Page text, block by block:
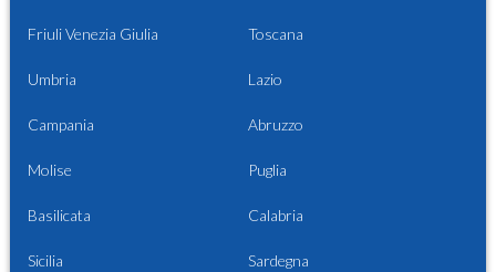
Friuli Venezia Giulia Toscana
Umbria Lazio
Campania Abruzzo
Molise Puglia
Basilicata Calabria
Sicilia Sardegna